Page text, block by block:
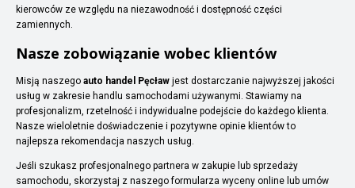
kierowców ze względu na niezawodność i dostępność części
zamiennych.
Nasze zobowiązanie wobec klientów
Misją naszego auto handel Pęcław jest dostarczanie najwyższej jakości
usług w zakresie handlu samochodami używanymi. Stawiamy na
profesjonalizm, rzetelność i indywidualne podejście do każdego klienta.
Nasze wieloletnie doświadczenie i pozytywne opinie klientów to
najlepsza rekomendacja naszych usług.
Jeśli szukasz profesjonalnego partnera w zakupie lub sprzedaży
samochodu, skorzystaj z naszego formularza wyceny online lub umów